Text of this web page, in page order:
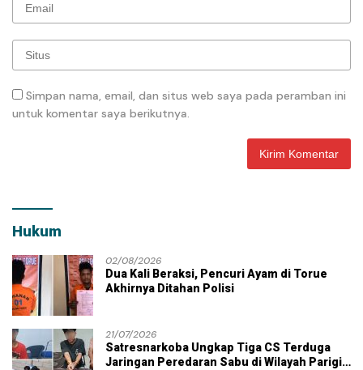
Simpan nama, email, dan situs web saya pada peramban ini
untuk komentar saya berikutnya.
Hukum
02/08/2026
Dua Kali Beraksi, Pencuri Ayam di Torue
Akhirnya Ditahan Polisi
21/07/2026
Satresnarkoba Ungkap Tiga CS Terduga
Jaringan Peredaran Sabu di Wilayah Parigi